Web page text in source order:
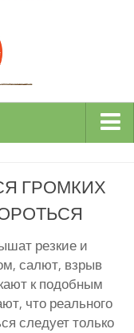
ГРОМКИХ
резкие и
салют, взрыв
к подобным
что реального
следует только